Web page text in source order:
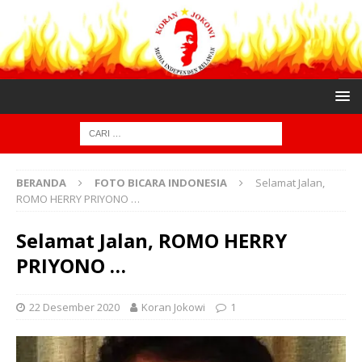
BERANDA FOTO BICARA INDONESIA
Selamat Jalan,
ROMO HERRY PRIYONO …
Selamat Jalan, ROMO HERRY
PRIYONO …
22 Desember 2020 Koran Jokowi 1